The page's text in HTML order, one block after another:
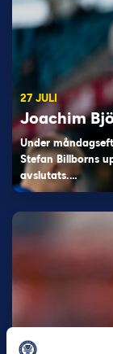
27 JULI
Joachim
Under
Stefan Billborns
avslutats.…